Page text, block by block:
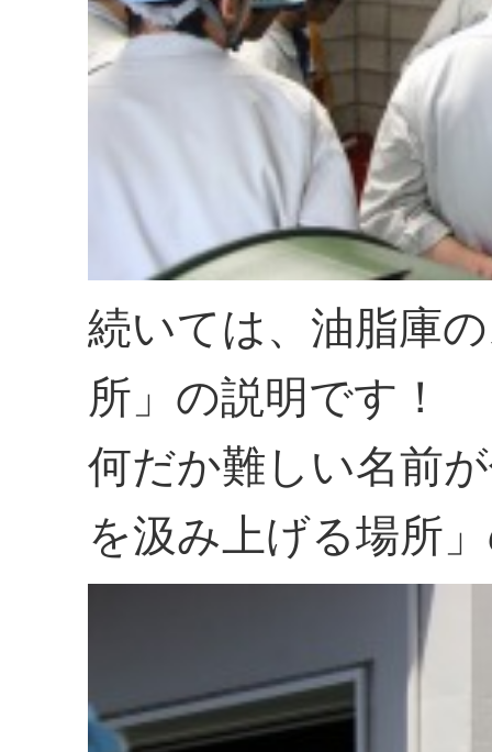
続いては、油脂庫
所」の説明です！
何だか難しい名前
を汲み上げる場所